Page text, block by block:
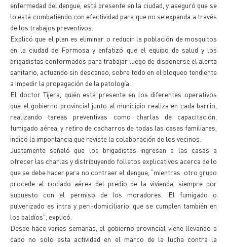
enfermedad del dengue, está presente en la ciudad, y aseguró que se
lo está combatiendo con efectividad para que no se expanda a través
de los trabajos preventivos.
Explicó que el plan es eliminar o reducir la población de mosquitos
en la ciudad de Formosa y enfatizó que el equipo de salud y los
brigadistas conformados para trabajar luego de disponerse el alerta
sanitario, actuando sin descanso, sobre todo en el bloqueo tendiente
a impedir la propagación de la patología.
El doctor Tijera, quién está presente en los diferentes operativos
que el gobierno provincial junto al municipio realiza en cada barrio,
realizando tareas preventivas como charlas de capacitación,
fumigado aérea, y retiro de cacharros de todas las casas familiares,
indicó la importancia que reviste la colaboración de los vecinos.
Justamente señaló que los brigadistas ingresan a las casas a
ofrecer las charlas y distribuyendo folletos explicativos acerca de lo
que se debe hacer para no contraer el dengue, “mientras otro grupo
procede al rociado aérea del predio de la vivienda, siempre por
supuesto con el permiso de los moradores. El fumigado o
pulverizado es intra y peri-domiciliario, que se cumplen también en
los baldíos”, explicó.
Desde hace varias semanas, el gobierno provincial viene llevando a
cabo no solo esta actividad en el marco de la lucha contra la